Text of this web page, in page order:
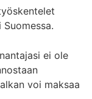
ei ole
voi maksaa